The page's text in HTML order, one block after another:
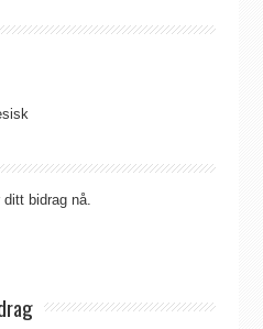
ditt bidrag nå.